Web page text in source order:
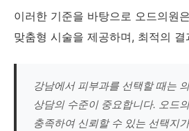
이러한 기준을 바탕으로 오드의원
맞춤형 시술을 제공하며, 최적의
강남에서 피부과를 선택할 때는
상담의 수준이 중요합니다. 오드
충족하여 신뢰할 수 있는 선택지